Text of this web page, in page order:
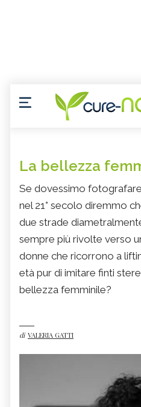
La bellezza
Se dovessimo
nel 21° secolo diremmo
due strade
sempre più rivolte verso
donne che ricorrono a
età pur di imitare finti
bellezza femminile?
di VALERIA GATTI